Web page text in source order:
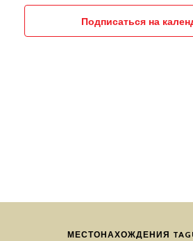
Подписаться на
МЕСТОНАХОЖДЕНИЯ